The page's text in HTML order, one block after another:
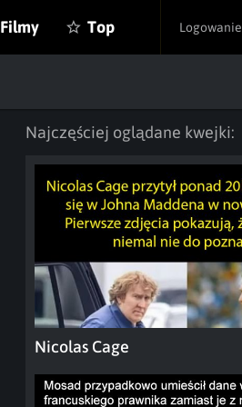
Logowanie
Filmy Top
Najczęściej oglądane kwejki:
Nicolas Cage